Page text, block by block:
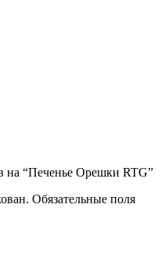
на “Печенье Орешки RTG”
Обязательные поля